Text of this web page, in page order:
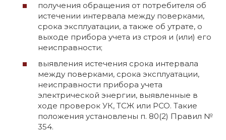
получения обращения от потребителя об
истечении интервала между поверками,
срока эксплуатации, а также об утрате, о
выходе прибора учета из строя и (или) его
неисправности;
выявления истечения срока интервала
между поверками, срока эксплуатации,
неисправности прибора учета
электрической энергии, выявленные в
ходе проверок УК, ТСЖ или РСО. Такие
положения установлены п. 80(2) Правил №
354.